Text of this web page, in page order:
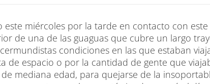
este miércoles por la tarde en contacto con
de una de las guaguas que cubre un largo
condiciones en las que estaban
de espacio o por la cantidad de gente que
mediana edad, para quejarse de la